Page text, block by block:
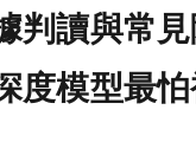
判讀與常
度模型最